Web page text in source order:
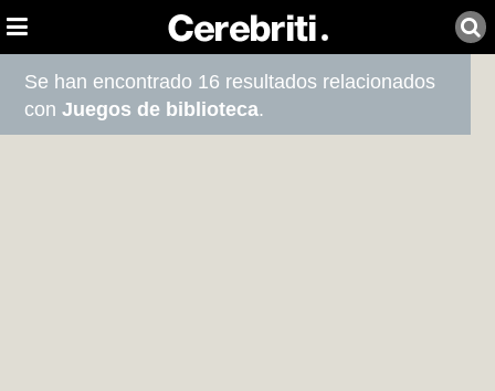
Se han encontrado 16 resultados relacionados
conJuegos de biblioteca.